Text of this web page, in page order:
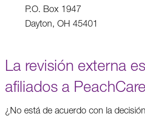
P.O. Box 1947
Dayton, OH 45401
La revisión externa
afiliados a PeachCare
¿No está de acuerdo con la